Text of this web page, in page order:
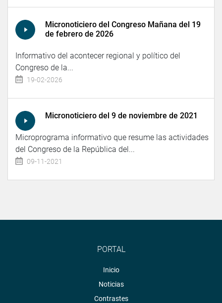
Micronoticiero del Congreso Mañana del 19
de febrero de 2026
Informativo del acontecer regional y político del
Congreso de la...
19-02-2026
Micronoticiero del 9 de noviembre de 2021
Microprograma informativo que resume las actividades
del Congreso de la República del...
09-11-2021
PORTAL
Inicio
Noticias
Contrastes